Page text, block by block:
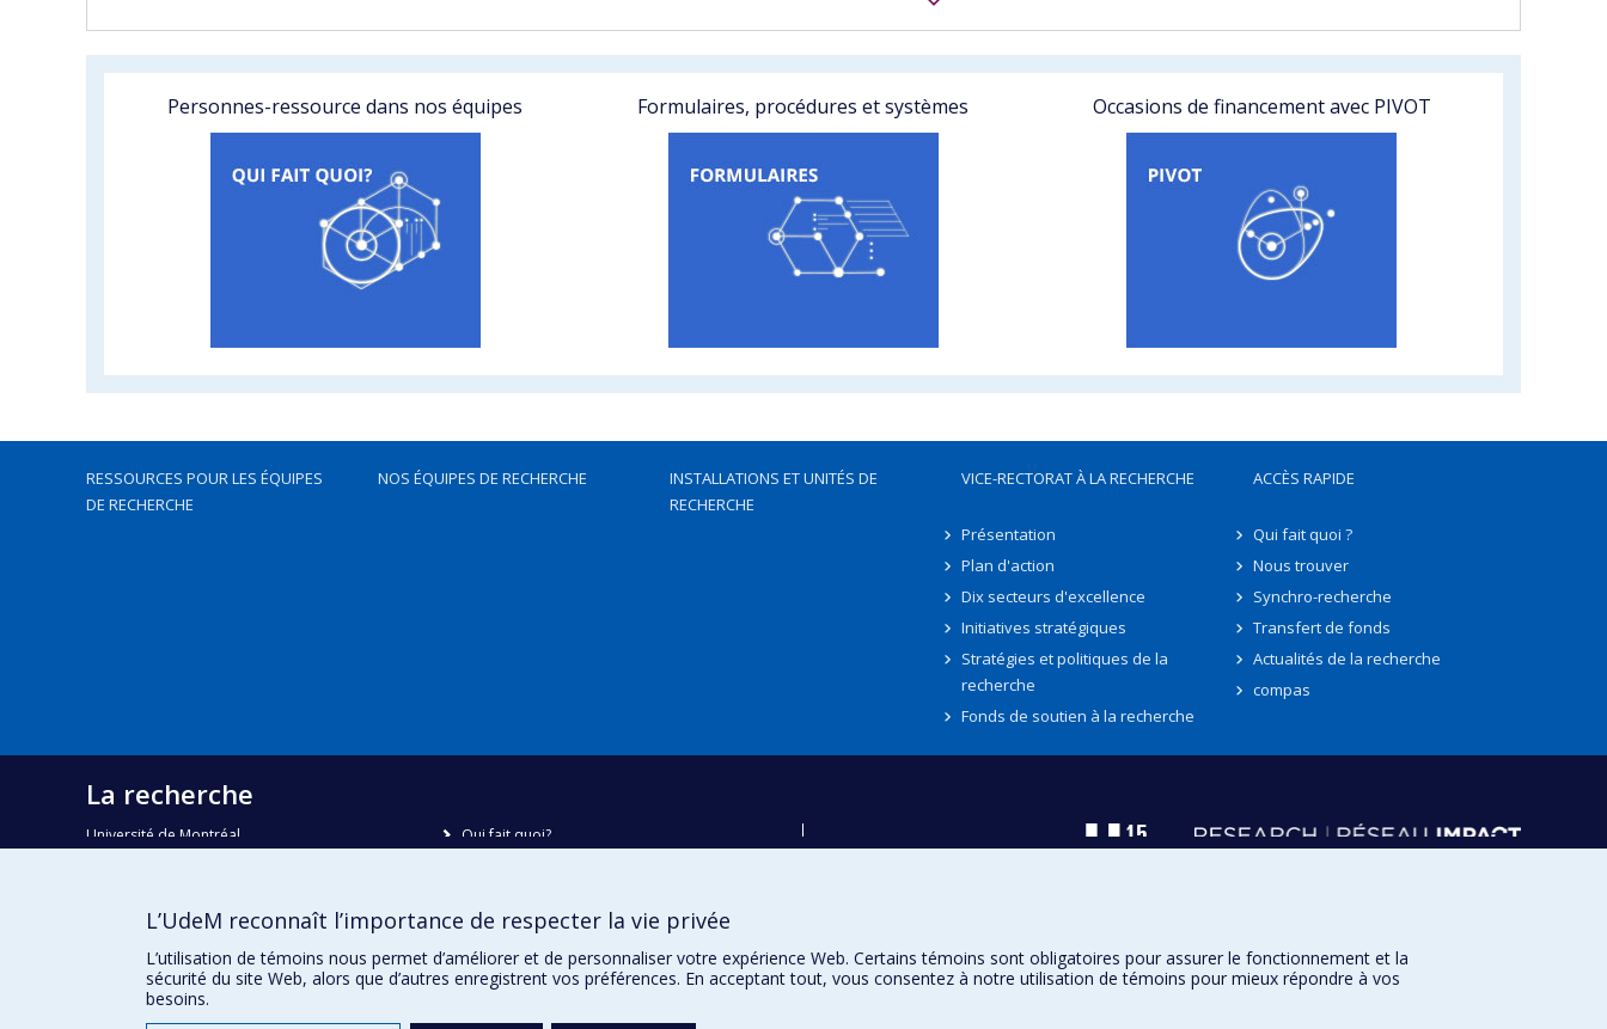
Personnes-ressource dans nos équipes Formulaires, procédures et systèmes Occasions de financement avec PIVOT
RESSOURCES POUR LES ÉQUIPES
DE RECHERCHE
NOS ÉQUIPES DE RECHERCHE
INSTALLATIONS ET UNITÉS DE
RECHERCHE
VICE-RECTORAT À LA RECHERCHE
Présentation
Plan d'action
Dix secteurs d'excellence
Initiatives stratégiques
Stratégies et politiques de la
recherche
Fonds de soutien à la recherche
ACCÈS RAPIDE
Qui fait quoi ?
Nous trouver
Synchro-recherche
Transfert de fonds
Actualités de la recherche
compas
La recherche
Université de Montréal
Courriel:recherche@umontreal.ca
Qui fait quoi?
Plan du site
Accessibilité
L’UdeM reconnaît l’importance de respecter la vie privée
L’utilisation de témoins nous permet d’améliorer et de personnaliser votre expérience Web. Certains témoins sont obligatoires pour assurer le fonctionnement et la
sécurité du site Web, alors que d’autres enregistrent vos préférences. En acceptant tout, vous consentez à notre utilisation de témoins pour mieux répondre à vos
besoins.